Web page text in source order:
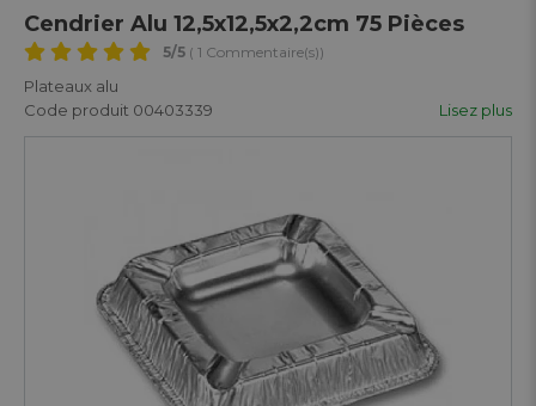
Cendrier Alu 12,5x12,5x2,2cm 75 Pièces
5/5 ( 1 Commentaire(s))
Plateaux alu
Code produit 00403339
Lisez plus